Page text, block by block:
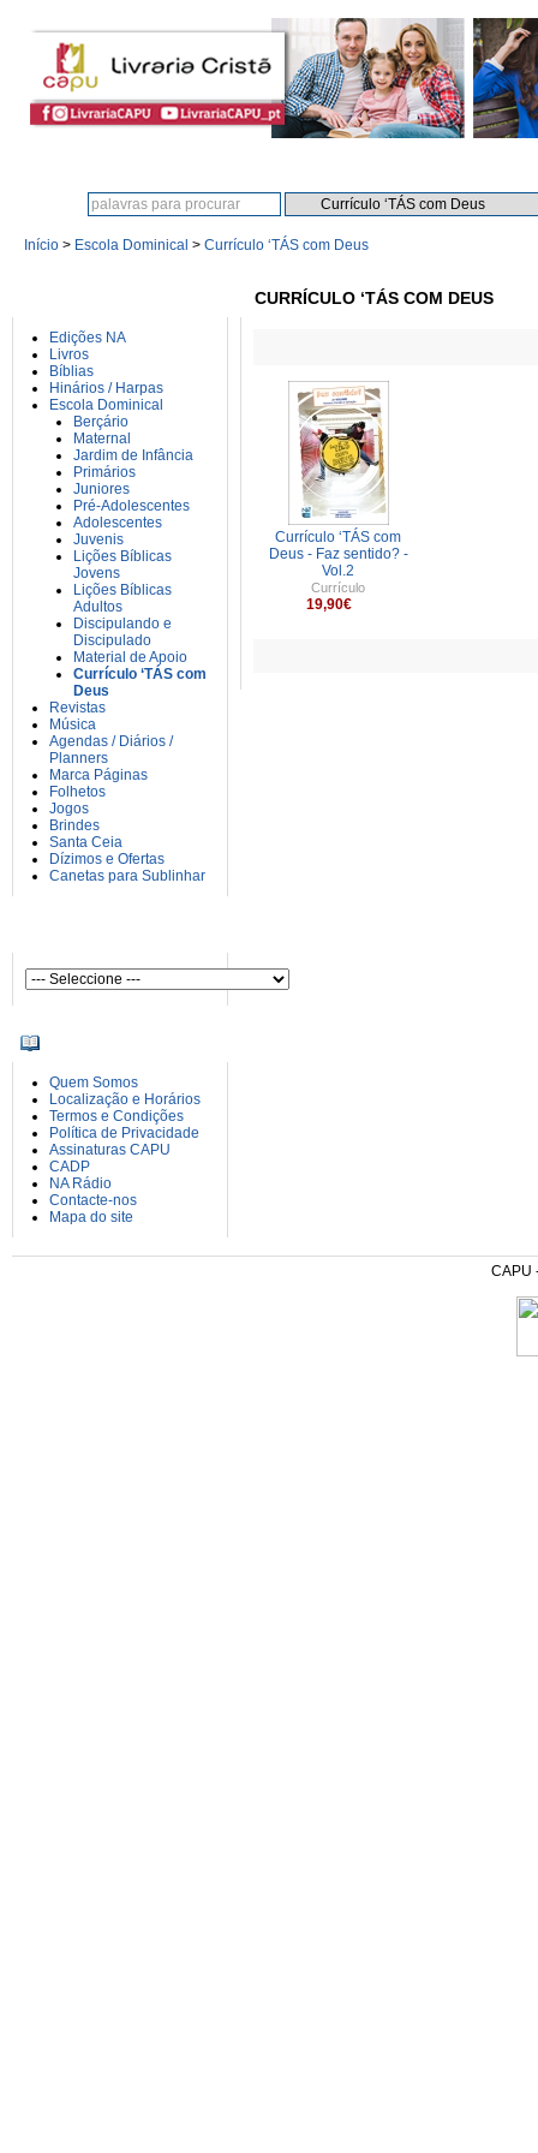
Início > Escola Dominical > Currículo ‘TÁS com Deus
Edições NA
Livros
Bíblias
Hinários / Harpas
Escola Dominical
Berçário
Maternal
Jardim de Infância
Primários
Juniores
Pré-Adolescentes
Adolescentes
Juvenis
Lições Bíblicas
Jovens
Lições Bíblicas
Adultos
Discipulando e
Discipulado
Material de Apoio
Currículo ‘TÁS com
Deus
Revistas
Música
Agendas / Diários /
Planners
Marca Páginas
Folhetos
Jogos
Brindes
Santa Ceia
Dízimos e Ofertas
Canetas para Sublinhar
Quem Somos
Localização e Horários
Termos e Condições
Política de Privacidade
Assinaturas CAPU
CADP
NA Rádio
Contacte-nos
Mapa do site
CURRÍCULO ‘TÁS COM DEUS
Currículo ‘TÁS com
Deus - Faz sentido? -
Vol.2
Currículo
19,90€
CAPU